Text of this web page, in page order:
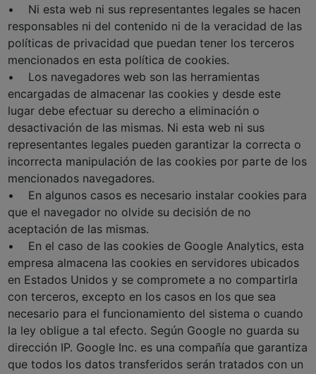
• Ni esta web ni sus representantes legales se hacen
responsables ni del contenido ni de la veracidad de las
políticas de privacidad que puedan tener los terceros
mencionados en esta política de cookies.
• Los navegadores web son las herramientas
encargadas de almacenar las cookies y desde este
lugar debe efectuar su derecho a eliminación o
desactivación de las mismas. Ni esta web ni sus
representantes legales pueden garantizar la correcta o
incorrecta manipulación de las cookies por parte de los
mencionados navegadores.
• En algunos casos es necesario instalar cookies para
que el navegador no olvide su decisión de no
aceptación de las mismas.
• En el caso de las cookies de Google Analytics, esta
empresa almacena las cookies en servidores ubicados
en Estados Unidos y se compromete a no compartirla
con terceros, excepto en los casos en los que sea
necesario para el funcionamiento del sistema o cuando
la ley obligue a tal efecto. Según Google no guarda su
dirección IP. Google Inc. es una compañía que garantiza
que todos los datos transferidos serán tratados con un